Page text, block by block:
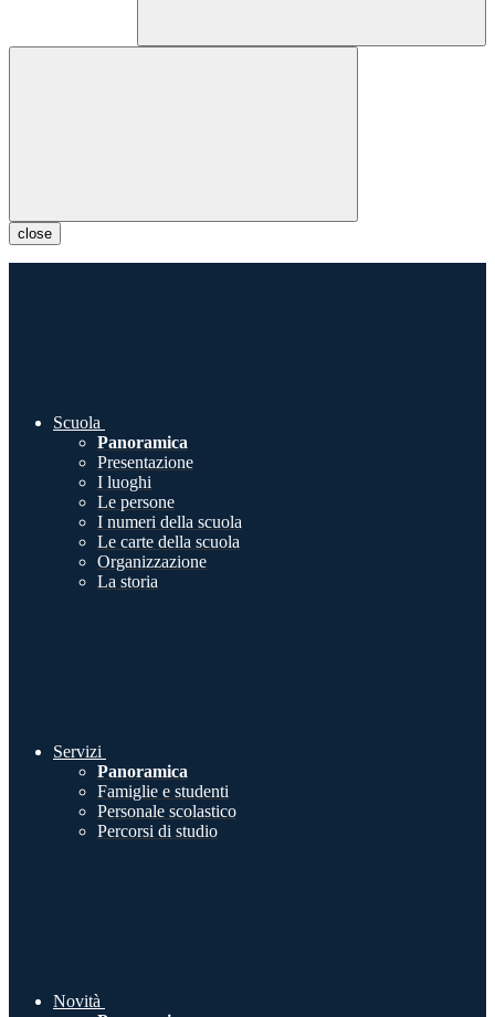
close
Scuola
Panoramica
Presentazione
I luoghi
Le persone
I numeri della scuola
Le carte della scuola
Organizzazione
La storia
Servizi
Panoramica
Famiglie e studenti
Personale scolastico
Percorsi di studio
Novità